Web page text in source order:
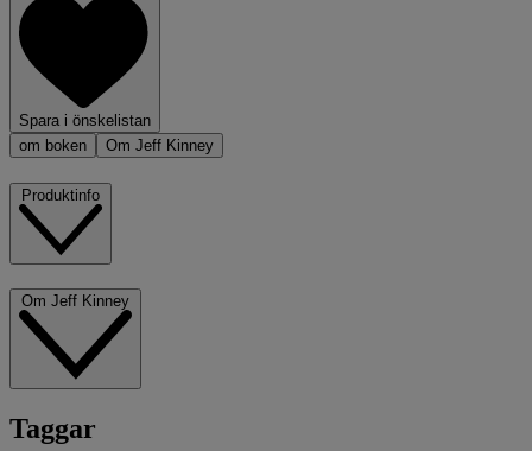
Spara i önskelistan
om boken
Om Jeff Kinney
Taggar